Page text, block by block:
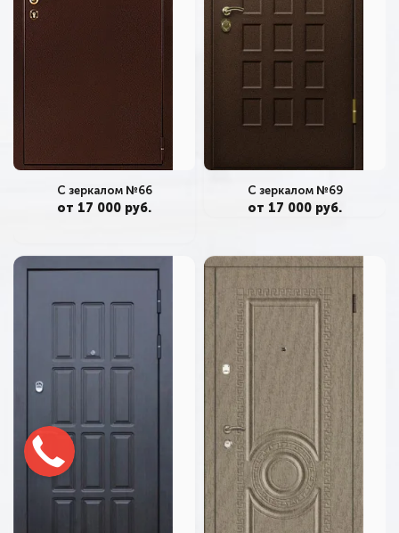
С зеркалом №66
от 17 000 руб.
С зеркалом №69
от 17 000 руб.